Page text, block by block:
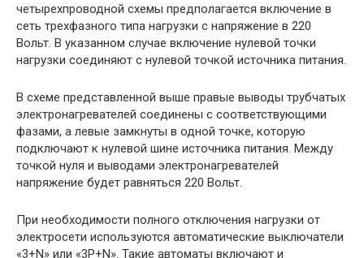
четырехпроводной схемы предполагается включение в
сеть трехфазного типа нагрузки с напряжение в 220
Вольт. В указанном случае включение нулевой точки
нагрузки соединяют с нулевой точкой источника питания.
В схеме представленной выше правые выводы трубчатых
электронагревателей соединены с соответствующими
фазами, а левые замкнуты в одной точке, которую
подключают к нулевой шине источника питания. Между
точкой нуля и выводами электронагревателей
напряжение будет равняться 220 Вольт.
При необходимости полного отключения нагрузки от
электросети используются автоматические выключатели
«3+N» или «3Р+N». Такие автоматы включают и